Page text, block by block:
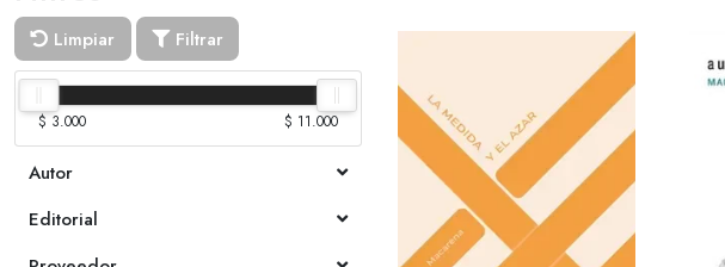
Limpiar Filtrar
$ 3.000 $ 11.000
Autor
Editorial